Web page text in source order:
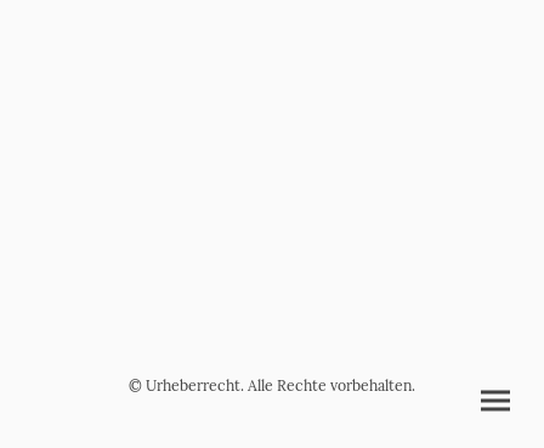
© Urheberrecht. Alle Rechte vorbehalten.